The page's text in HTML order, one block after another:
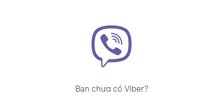
Bạn chưa có Viber?